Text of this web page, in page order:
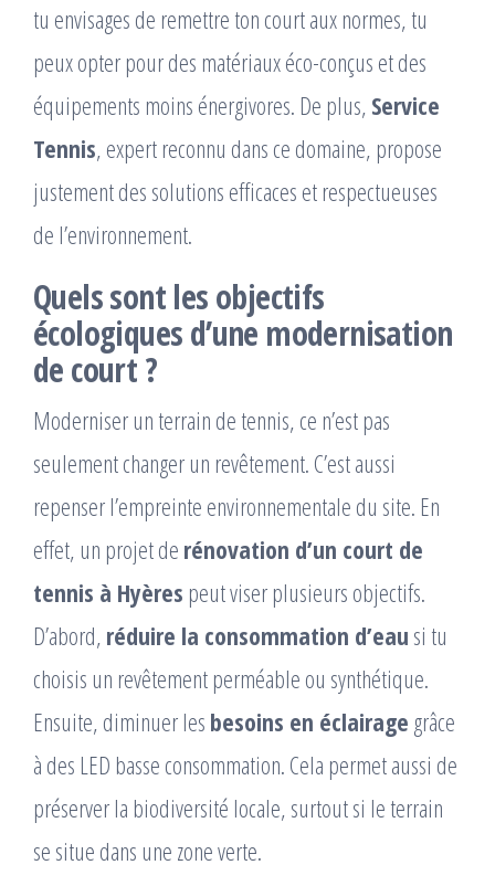
tu envisages de remettre ton court aux normes, tu
peux opter pour des matériaux éco-conçus et des
équipements moins énergivores. De plus, Service
Tennis, expert reconnu dans ce domaine, propose
justement des solutions efficaces et respectueuses
de l’environnement.
Quels sont les objectifs
écologiques d’une modernisation
de court ?
Moderniser un terrain de tennis, ce n’est pas
seulement changer un revêtement. C’est aussi
repenser l’empreinte environnementale du site. En
effet, un projet de rénovation d’un court de
tennis à Hyères peut viser plusieurs objectifs.
D’abord, réduire la consommation d’eau si tu
choisis un revêtement perméable ou synthétique.
Ensuite, diminuer les besoins en éclairage grâce
à des LED basse consommation. Cela permet aussi de
préserver la biodiversité locale, surtout si le terrain
se situe dans une zone verte.